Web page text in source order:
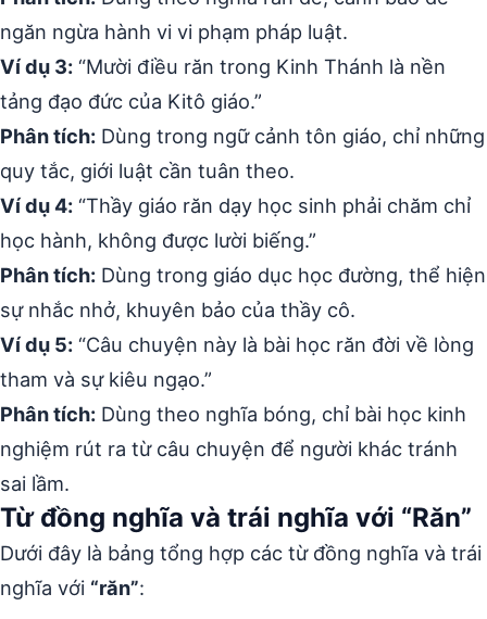
ngăn ngừa hành vi vi phạm pháp luật.
Ví dụ 3: “Mười điều răn trong Kinh Thánh là nền
tảng đạo đức của Kitô giáo.”
Phân tích: Dùng trong ngữ cảnh tôn giáo, chỉ những
quy tắc, giới luật cần tuân theo.
Ví dụ 4: “Thầy giáo răn dạy học sinh phải chăm chỉ
học hành, không được lười biếng.”
Phân tích: Dùng trong giáo dục học đường, thể hiện
sự nhắc nhở, khuyên bảo của thầy cô.
Ví dụ 5: “Câu chuyện này là bài học răn đời về lòng
tham và sự kiêu ngạo.”
Phân tích: Dùng theo nghĩa bóng, chỉ bài học kinh
nghiệm rút ra từ câu chuyện để người khác tránh
sai lầm.
Từ đồng nghĩa và trái nghĩa với “Răn”
Dưới đây là bảng tổng hợp các từ đồng nghĩa và trái
nghĩa với “răn”: